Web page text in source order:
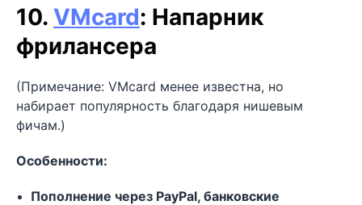
10. VMcard: Напарник
фрилансера
(Примечание: VMcard менее известна, но
набирает популярность благодаря нишевым
фичам.)
Особенности:
Пополнение через PayPal, банковские